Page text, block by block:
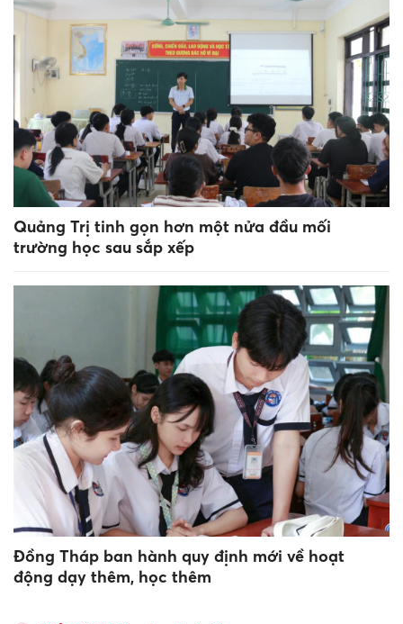
Quảng Trị tinh gọn hơn một nửa đầu mối
trường học sau sắp xếp
Đồng Tháp ban hành quy định mới về hoạt
động dạy thêm, học thêm